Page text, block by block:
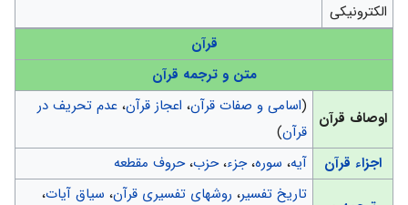
الکترونیکی
قرآن
متن و ترجمه قرآن
اوصاف قرآن
(اسامی و صفات قرآن، اعجاز قرآن، عدم تحریف در
قرآن)
اجزاء قرآن
آیه، سوره،جزء،حزب،حروف مقطعه
تاریخ تفسیر، روشهای تفسیری قرآن، سیاق آیات،